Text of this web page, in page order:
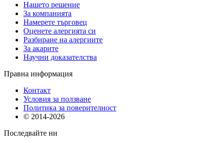
Нашето решение
За компанията
Намерете търговец
Оценете алергията си
Разбиране на алергиите
За акарите
Научни доказателства
Правна информация
Контакт
Условия за ползване
Политика за поверителност
© 2014-2026
Последвайте ни